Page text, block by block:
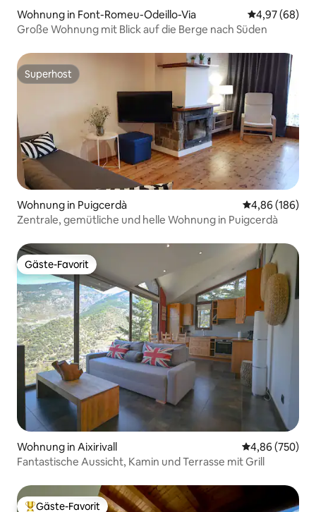
Wohnung in Font-Romeu-Odeillo-Via
4,97 (68)
Große Wohnung mit Blick auf die Berge nach Süden
Superhost
Superhost
Wohnung in Puigcerdà
4,86 (186)
Zentrale, gemütliche und helle Wohnung in Puigcerdà
Gäste-Favorit
Gäste-Favorit
Wohnung in Aixirivall
4,86 (750)
Fantastische Aussicht, Kamin und Terrasse mit Grill
Gäste-Favorit